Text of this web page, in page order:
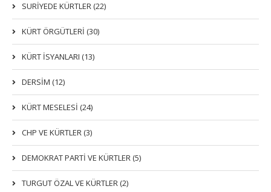
SURİYEDE KÜRTLER (22)
KÜRT ÖRGÜTLERİ (30)
KÜRT İSYANLARI (13)
DERSIM (12)
KÜRT MESELESİ (24)
CHP VE KÜRTLER (3)
DEMOKRAT PARTI VE KÜRTLER (5)
TURGUT ÖZAL VE KÜRTLER (2)